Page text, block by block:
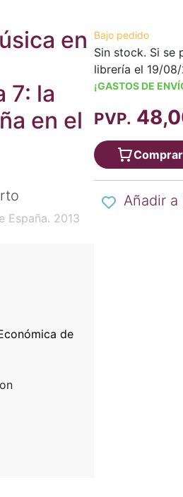
en
7: la
en el
España. 2013
de
Bajo pedido
Sin stock. Si se
librería el 19/
¡GASTOS DE
PVP.
Comprar
Añadir a